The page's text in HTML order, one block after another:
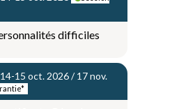
difficiles
14-15 oct. 2026 / 17 nov.